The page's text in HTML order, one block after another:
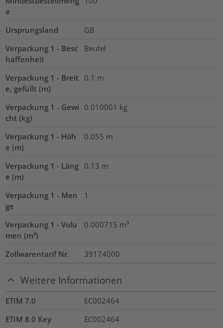
e
Ursprungsland
GB
Verpackung 1 - Besc
haffenheit
Beutel
Verpackung 1 - Breit
e, gefüllt (m)
0.1 m
Verpackung 1 - Gewi
cht (kg)
0.010001 kg
Verpackung 1 - Höh
e (m)
0.055 m
Verpackung 1 - Läng
e (m)
0.13 m
Verpackung 1 - Men
ge
1
Verpackung 1 - Volu
men (m³)
0.000715 m³
Zollwarentarif Nr. 39174000
Weitere Informationen
ETIM 7.0
EC002464
ETIM 8.0 Key
EC002464